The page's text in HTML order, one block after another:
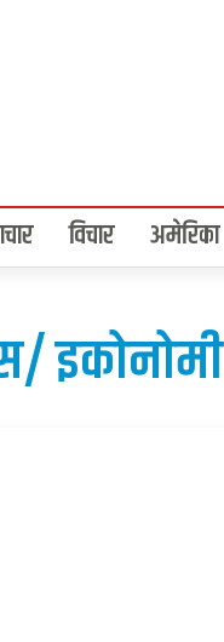
विचार अमेरिका
इकोनोमी